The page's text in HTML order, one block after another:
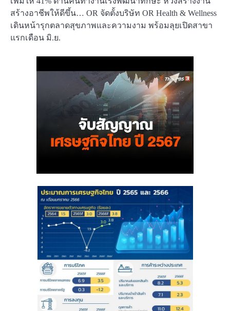
สร้างอาชีพให้ดีขึ้น… OR จัดตั้งบริษัท OR Health & Wellness
เดินหน้ารุกตลาดสุขภาพและความงาม พร้อมลุยเปิดสาขา
แรกเดือน มิ.ย.